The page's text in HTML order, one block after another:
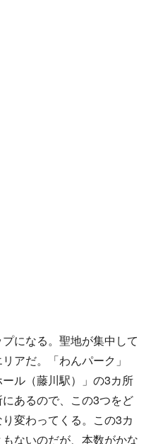
になる。聖地が集中して
アだ。「わんパーク」
ール（藤川駅）」の3カ所
あるので、この3つをど
変わってくる。この3カ
ないのだが、本数がかな